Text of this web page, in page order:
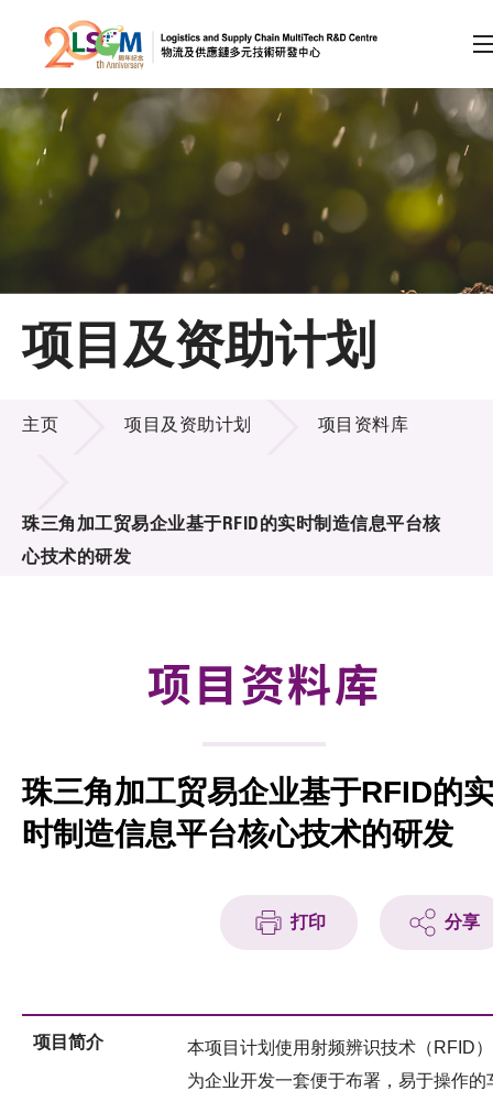
跳到内容（按回车键）
会员登录
A A EN 繁 简
主页
关于LSCM
技术商品化
合作计划
征求研发项目计划书
项目伙伴
活动及消息
项目及资助计划
项目及资助计划
主页 项目及资助计划 项目资料库
珠三角加工贸易企业基于RFID的实时制造信息平台核
心技术的研发
项目资料库
珠三角加工贸易企业基于RFID的实
时制造信息平台核心技术的研发
打印 分享
项目简介
本项目计划使用射频辨识技术（RFID）
为企业开发一套便于布署，易于操作的